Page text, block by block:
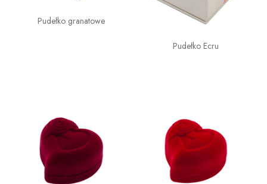
Pudełko granatowe
Pudełko Ecru